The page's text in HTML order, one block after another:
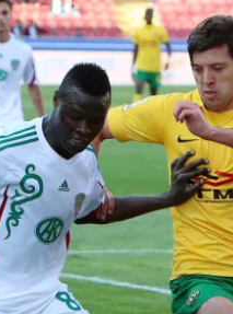
הפועל תל אביב
הפועל חיפה
הפועל באר שבע
מכבי נתניה
בני יהודה
ליגה
ליגה